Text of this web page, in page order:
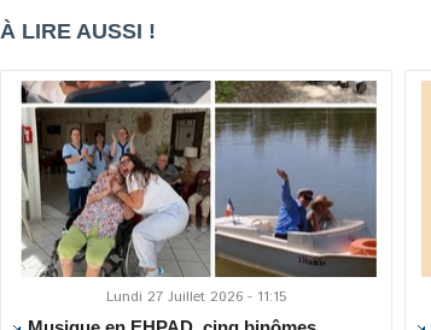
À LIRE AUSSI !
Lundi 27 Juillet 2026 - 11:15